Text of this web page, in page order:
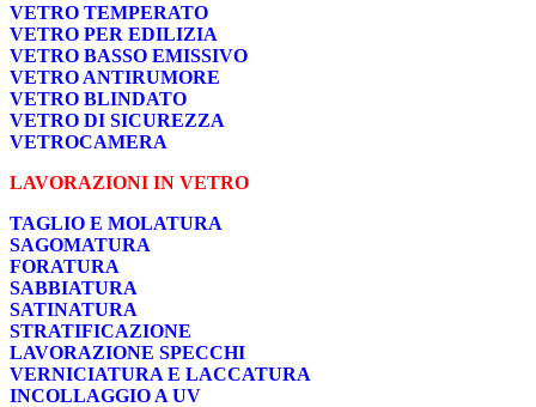
VETRO TEMPERATO
VETRO PER EDILIZIA
VETRO BASSO EMISSIVO
VETRO ANTIRUMORE
VETRO BLINDATO
VETRO DI SICUREZZA
VETROCAMERA
LAVORAZIONI IN VETRO
TAGLIO E MOLATURA
SAGOMATURA
FORATURA
SABBIATURA
SATINATURA
STRATIFICAZIONE
LAVORAZIONE SPECCHI
VERNICIATURA E LACCATURA
INCOLLAGGIO A UV